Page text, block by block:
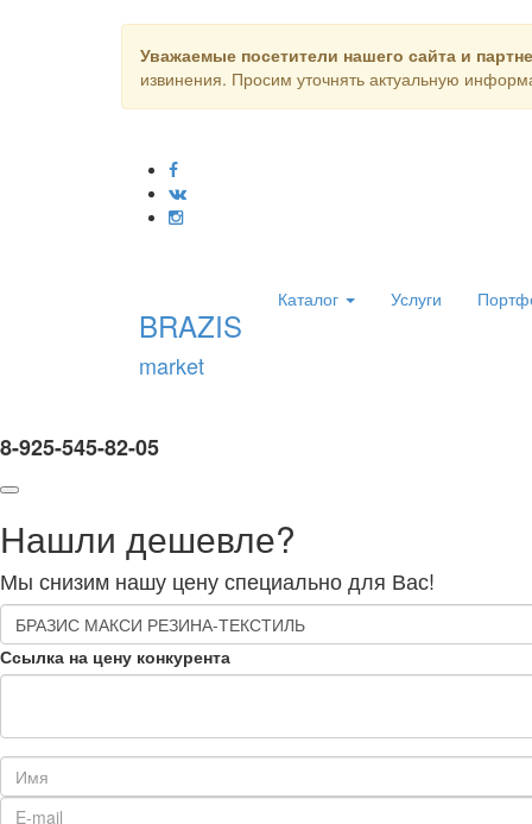
Уважаемые посетители нашего сайта и
извинения. Просим уточнять актуальную
BRAZIS
market
Каталог Услуги
8-925-545-82-05
Нашли дешевле?
Мы снизим нашу цену специально для Вас!
Ссылка на цену конкурента